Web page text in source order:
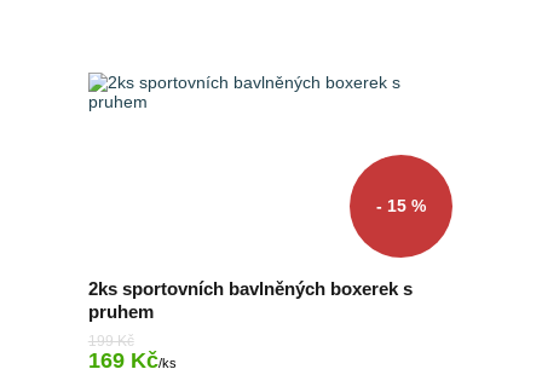
- 15 %
2ks sportovních bavlněných boxerek s
pruhem
199 Kč
169 Kč/ks